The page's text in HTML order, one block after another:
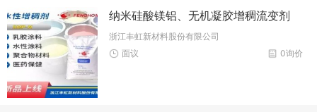
纳米硅酸镁铝、无机凝胶增稠流变剂
浙江丰虹新材料股份有限公司
0询价
面议